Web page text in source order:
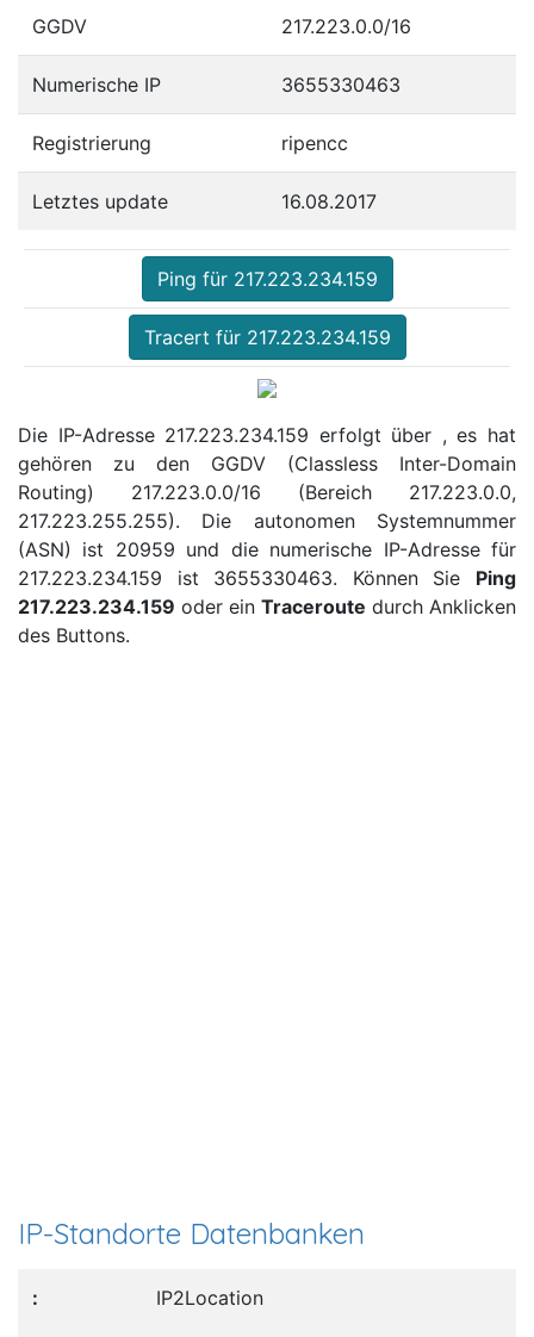
GGDV 217.223.0.0/16
Numerische IP 3655330463
Registrierung ripencc
Letztes update 16.08.2017
Ping für 217.223.234.159
Tracert für 217.223.234.159
Die IP-Adresse 217.223.234.159 erfolgt über , es hat
gehören zu den GGDV (Classless Inter-Domain
Routing) 217.223.0.0/16 (Bereich 217.223.0.0,
217.223.255.255). Die autonomen Systemnummer
(ASN) ist 20959 und die numerische IP-Adresse für
217.223.234.159 ist 3655330463. Können Sie Ping
217.223.234.159 oder ein Traceroute durch Anklicken
des Buttons.
IP-Standorte Datenbanken
IP2Location